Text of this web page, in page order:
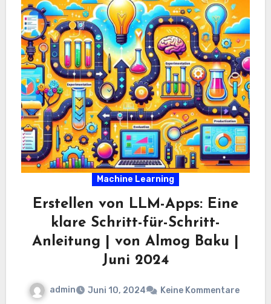
Machine Learning
Erstellen von LLM-Apps: Eine
klare Schritt-für-Schritt-
Anleitung | von Almog Baku |
Juni 2024
admin Juni 10, 2024 Keine Kommentare